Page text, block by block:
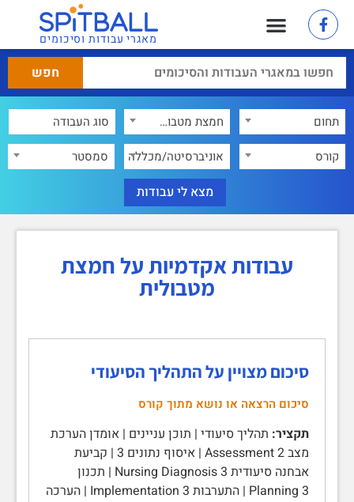
מאגרי עבודות וסיכומים
תחום
חמצת מטבולית
קורס
אוניברסיטה/מכללה סמסטר
עבודות אקדמיות על חמצת
מטבולית
סיכום מצויין על התהליך הסיעודי
סיכום הרצאה או נושא מתוך קורס
תקציר: תהליך סיעודי | תוכן עניינים | אומדן הערכת
מצב Assessment 2 | איסוף נתונים 3 | קביעת
אבחנה סיעודית Nursing Diagnosis 3 | תכנון
Planning 3 | התערבות Implementation 3 | הערכה